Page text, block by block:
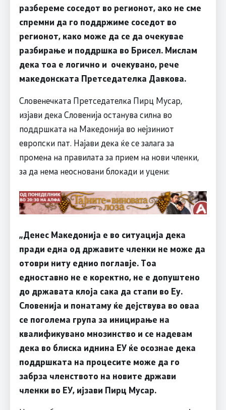
разбереме соседот во регионот, ако не сме
спремни да го поддржиме соседот во
регионот, како може да се да очекувае
разбирање и поддршка во Брисел. Мислам
дека тоа е логично и очекувано, рече
македонската Претседателка Давкова.
Словенечката Претседателка Пирц Мусар,
изјави дека Словенија останува силна во
поддршката на Македонија во нејзиниот
европски пат. Најави дека ќе се залага за
промена на правилата за прием на нови членки,
за да нема неосновани блокади и уцени:
„Денес Македонија е во ситуација дека
пради една од државите членки не може да
отоври ниту еднио поглавје. Тоа
едноставно не е коректно, не е допуштено
до државата клоја сака да стапи во Еу.
Словенија и понатаму ќе дејствува во оваа
се поголема група за иницирање на
квалификувано мнозинство и се надевам
дека во блиска иднина ЕУ ќе осознае дека
поддршката на процесите може да го
забрза членството на новите држави
членки во ЕУ, ијзави Пирц Мусар.